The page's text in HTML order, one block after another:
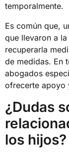
temporalmente.
Es común que,
que llevaron a
recuperarla
de medidas. En
abogados
ofrecerte apoyo
¿Dudas
los hijos?